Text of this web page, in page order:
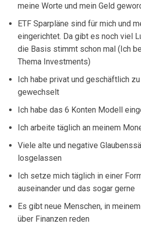
meine Worte und mein Geld
ETF Sparpläne sind für mich und
eingerichtet. Da gibt es noch viel
die Basis stimmt schon mal (Ich
Thema Investments)
Ich habe privat und geschäftlich
gewechselt
Ich habe das 6 Konten Modell
Ich arbeite täglich an meinem
Viele alte und negative
losgelassen
Ich setze mich täglich in einer
auseinander und das sogar gerne
Es gibt neue Menschen, in
über Finanzen reden